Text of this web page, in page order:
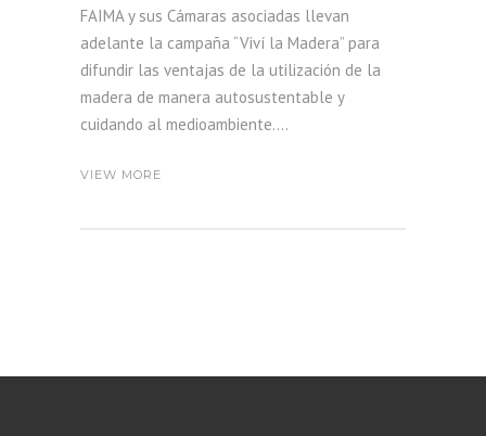
FAIMA y sus Cámaras asociadas llevan
adelante la campaña “Viví la Madera” para
difundir las ventajas de la utilización de la
madera de manera autosustentable y
cuidando al medioambiente....
VIEW MORE